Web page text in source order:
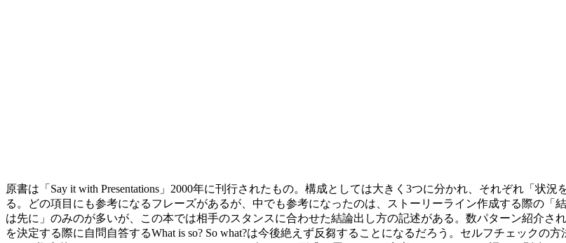
原書は「Say it with Presentations」2000年に刊行されたもの。構成としては大きく3つに分かれ、それぞれ「状
る。どの項目にも参考になるフレーズがあるが、中でも参考になったのは、ストーリーライン作成する際の
は先に」のみのが多いが、この本では相手のスタンスに合わせた結論出し方の記述がある。数パターン紹介
を決定する際に自問自答するWhat is so? So what?は今後絶えず反芻することになるだろう。セルフチェックの